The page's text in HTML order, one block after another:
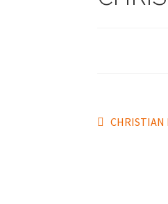
Entrada
CHRISTIAN